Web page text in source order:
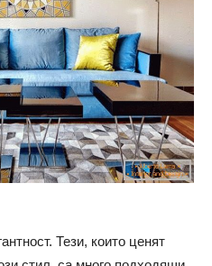
Тези, които ценят